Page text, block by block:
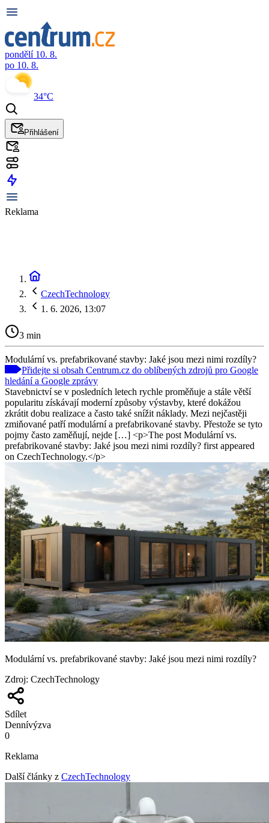
pondělí 10. 8.
po 10. 8.
34°C
Přihlášení
Reklama
CzechTechnology
1. 6. 2026, 13:07
3 min
Modulární vs. prefabrikované stavby: Jaké jsou mezi nimi rozdíly?
Přidejte si obsah Centrum.cz do oblíbených zdrojů pro Google
hledání a Google zprávy
Stavebnictví se v posledních letech rychle proměňuje a stále větší
popularitu získávají moderní způsoby výstavby, které dokážou
zkrátit dobu realizace a často také snížit náklady. Mezi nejčastěji
zmiňované patří modulární a prefabrikované stavby. Přestože se tyto
pojmy často zaměňují, nejde […] <p>The post Modulární vs.
prefabrikované stavby: Jaké jsou mezi nimi rozdíly? first appeared
on CzechTechnology.</p>
Modulární vs. prefabrikované stavby: Jaké jsou mezi nimi rozdíly?
Zdroj: CzechTechnology
Sdílet
Dennívýzva
0
Reklama
Další články z CzechTechnology